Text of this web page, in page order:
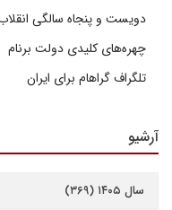
دویست و پنجاه سالگی انقلاب
چهره‌های کلیدی دولت برنام
تلگراف گراهام برای ایران
آرشیو
سال ۱۴۰۵ (۳۶۹)